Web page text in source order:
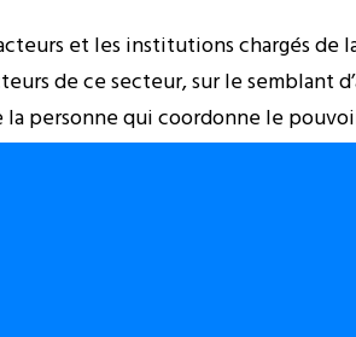
et les institutions chargés de
de ce secteur, sur le semblant
la personne qui coordonne le
que lorsque la sécurité